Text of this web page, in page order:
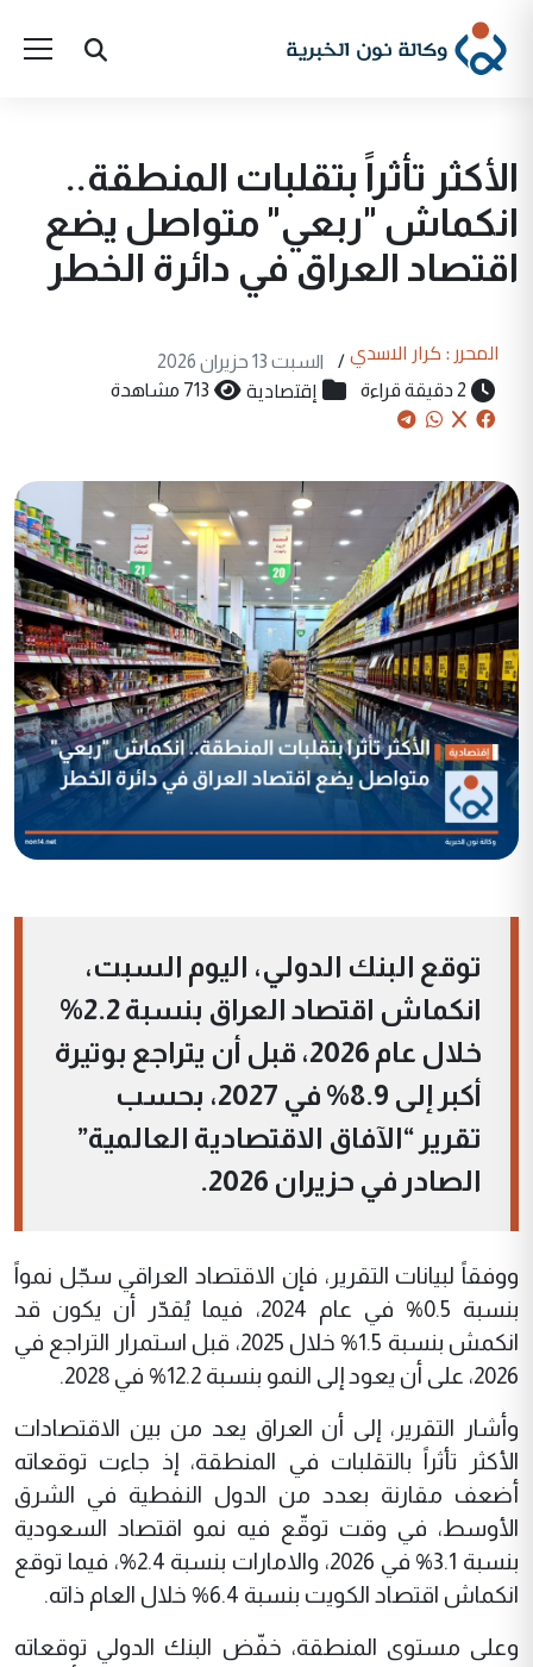
الأكثر تأثراً بتقلبات المنطقة..
انكماش "ربعي" متواصل يضع
اقتصاد العراق في دائرة الخطر
المحرر : كرار الاسدي /
السبت 13 حزيران 2026
2 دقيقة قراءة
إقتصادية 713 مشاهدة
توقع البنك الدولي، اليوم السبت،
انكماش اقتصاد العراق بنسبة 2.2%
خلال عام 2026، قبل أن يتراجع بوتيرة
أكبر إلى 8.9% في 2027، بحسب
تقرير “الآفاق الاقتصادية العالمية”
الصادر في حزيران 2026.
ووفقاً لبيانات التقرير، فإن الاقتصاد العراقي سجّل نمواً
بنسبة 0.5% في عام 2024، فيما يُقدّر أن يكون قد
انكمش بنسبة 1.5% خلال 2025، قبل استمرار التراجع في
2026، على أن يعود إلى النمو بنسبة 12.2% في 2028.
وأشار التقرير، إلى أن العراق يعد من بين الاقتصادات
الأكثر تأثراً بالتقلبات في المنطقة، إذ جاءت توقعاته
أضعف مقارنة بعدد من الدول النفطية في الشرق
الأوسط، في وقت توقّع فيه نمو اقتصاد السعودية
بنسبة 3.1% في 2026، والامارات بنسبة 2.4%، فيما توقع
انكماش اقتصاد الكويت بنسبة 6.4% خلال العام ذاته.
وعلى مستوى المنطقة، خفّض البنك الدولي توقعاته